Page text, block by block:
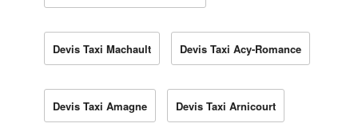
Devis Taxi Machault Devis Taxi Acy-Romance
Devis Taxi Amagne Devis Taxi Arnicourt